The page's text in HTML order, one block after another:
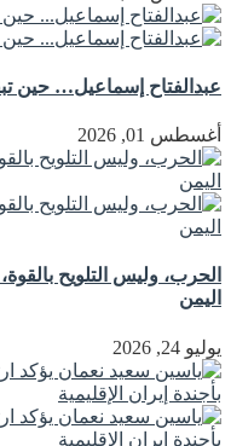
عبدالفتاح إسماعيل… حين
أغسطس 01, 2026
الحرب، وليس التلويح
اليمن
يوليو 24, 2026